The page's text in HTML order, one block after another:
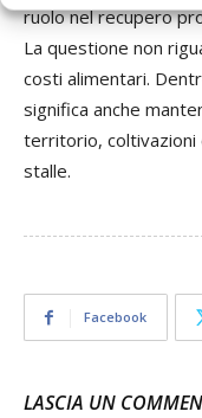
ruolo nel recupero
La questione non
costi alimentari.
significa anche
territorio, coltivazioni
stalle.
Facebook
LASCIA UN